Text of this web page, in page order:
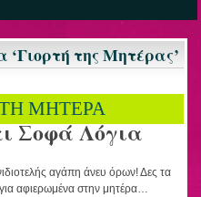
‘Γιορτή της Μητέρας’
ΜΗΤΕΡΑ
Σοφά Λόγια
αγάπη άνευ όρων! Δες τα
αφιερωμένα στην μητέρα…